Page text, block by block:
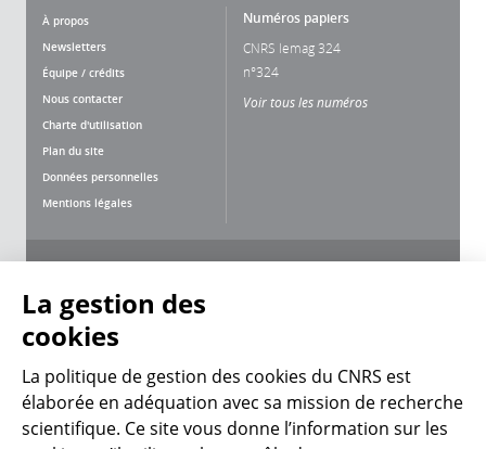
À propos
Newsletters
Équipe / crédits
Nous contacter
Charte d'utilisation
Plan du site
Données personnelles
Mentions légales
Numéros papiers
CNRS lemag 324
n°324
Voir tous les numéros
CNRS Le Mag
La gestion des
cookies
La politique de gestion des cookies du CNRS est
élaborée en adéquation avec sa mission de recherche
scientifique. Ce site vous donne l’information sur les